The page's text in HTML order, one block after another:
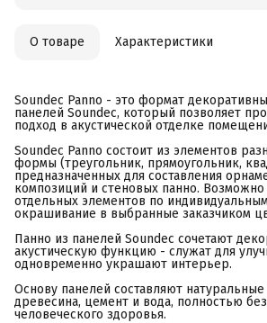
О товаре Характеристики
Soundec Panno - это формат
панелей Soundec, который позволяет
подход в акустической отделке
Soundec Panno состоит из элементов
формы (треугольник, прямоугольник,
предназначенных для составления
композиций и стеновых панно. Возможно
отдельных элементов по
окрашивание в выбранные заказчиком
Панно из панелей Soundec сочетают
акустическую функцию - служат для
одновременно украшают интерьер.
Основу панелей составляют
древесина, цемент и вода, полностью
человеческого здоровья.